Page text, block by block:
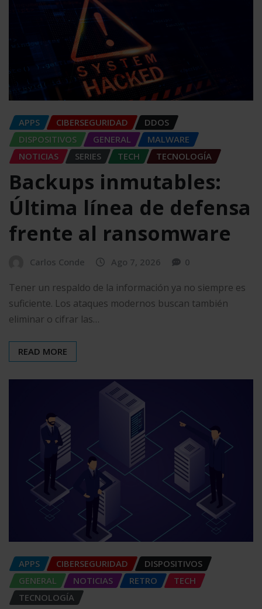
APPS CIBERSEGURIDAD
DDOS
DISPOSITIVOS
GENERAL
MALWARE
NOTICIAS
SERIES TECH TECNOLOGÍA
Backups inmutables:
Última línea de defensa
frente al ransomware
Carlos Conde Ago 7, 2026 0
Tener un respaldo de la información ya no siempre es
suficiente. Los ataques modernos buscan también
eliminar o cifrar las…
READ MORE
APPS CIBERSEGURIDAD
DISPOSITIVOS
GENERAL
NOTICIAS RETRO
TECH
TECNOLOGÍA